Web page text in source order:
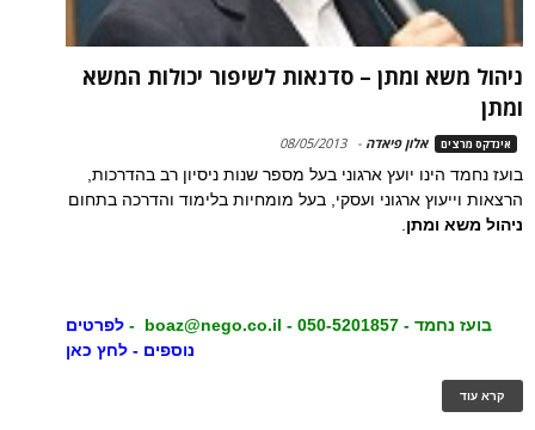
ניהול משא ומתן – סדנאות לשיפור יכולות המשא
ומתן
אינדקס מרצים אלון פיאדה -
08/05/2013
בועז נחמד הינו יועץ ארגוני בעל מספר שנות ניסיון רב בהדרכות,
הרצאות וייעוץ ארגוני ועסקי, בעל מומחיות בלימוד והדרכה בתחום
ניהול משא ומתן.
בועז נחמד - 050-5201857 - boaz@nego.co.il
-לפרטים
נוספים - לחץ כאן
קרא עוד